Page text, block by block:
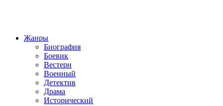
Жанры
Биография
Боевик
Вестерн
Военный
Детектив
Драма
Исторический